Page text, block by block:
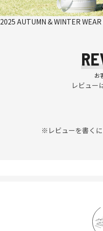
2025 AUTUMN & WINTER
お
レビュー
※レビューを書く